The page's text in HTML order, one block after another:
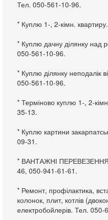
Тел. 050-561-10-96.
* Куплю 1-, 2-кімн.
* Куплю дачну ділянку над
050-561-10-96.
* Куплю ділянку неподалік
050-561-10-96.
* Терміново куплю 1-, 2-
35-13.
* Куплю картини
09-31.
* ВАНТАЖНІ
46, 050-941-61-61.
* Ремонт, профілактика,
колонок, плит, котлів
електробойлерів. Тел. 050-